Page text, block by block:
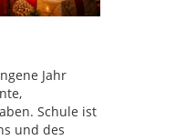
Jahr
Schule ist
und des